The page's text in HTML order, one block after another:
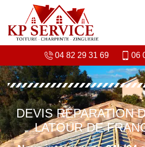
04 82 29 31 69 06
DEVIS RÉPARATION
LATOUR DE